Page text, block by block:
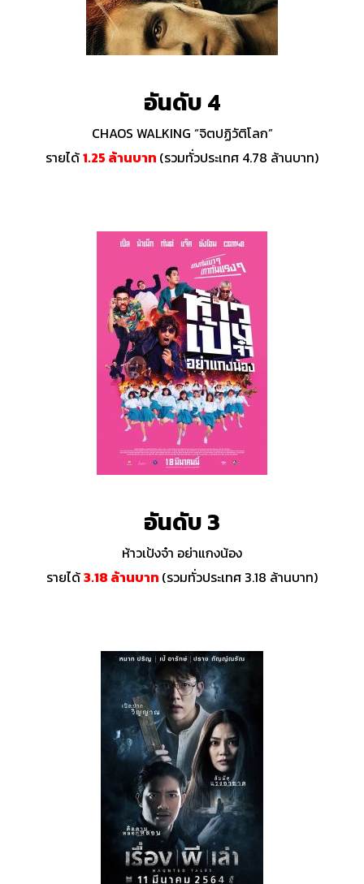
อันดับ 4
CHAOS WALKING “จิตปฏิวัติโลก”
รายได้1.25 ล้านบาท (รวมทั่วประเทศ 4.78 ล้านบาท)
อันดับ 3
ห้าวเป้งจ๋า อย่าแกงน้อง
รายได้3.18 ล้านบาท (รวมทั่วประเทศ 3.18 ล้านบาท)